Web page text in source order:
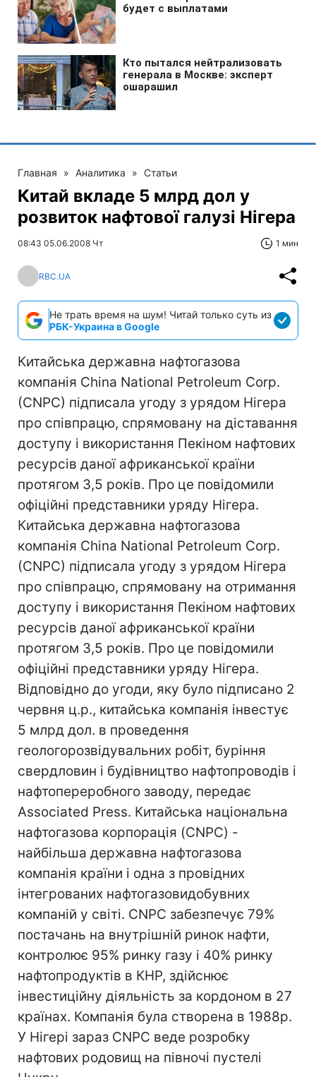
Главная » Аналитика » Статьи
Китай вкладе 5 млрд дол у
розвиток нафтової галузі Нігера
08:43 05.06.2008 Чт 1 мин
RBC.UA
Не трать время на шум! Читай только суть из
РБК-Украина в Google
Китайська державна нафтогазова
компанія China National Petroleum Corp.
(CNPC) підписала угоду з урядом Нігера
про співпрацю, спрямовану на діставання
доступу і використання Пекіном нафтових
ресурсів даної африканської країни
протягом 3,5 років. Про це повідомили
офіційні представники уряду Нігера.
Китайська державна нафтогазова
компанія China National Petroleum Corp.
(CNPC) підписала угоду з урядом Нігера
про співпрацю, спрямовану на отримання
доступу і використання Пекіном нафтових
ресурсів даної африканської країни
протягом 3,5 років. Про це повідомили
офіційні представники уряду Нігера.
Відповідно до угоди, яку було підписано 2
червня ц.р., китайська компанія інвестує
5 млрд дол. в проведення
геологорозвідувальних робіт, буріння
свердловин і будівництво нафтопроводів і
нафтопереробного заводу, передає
Associated Press. Китайська національна
нафтогазова корпорація (CNPC) -
найбільша державна нафтогазова
компанія країни і одна з провідних
інтегрованих нафтогазовидобувних
компаній у світі. CNPC забезпечує 79%
постачань на внутрішній ринок нафти,
контролює 95% ринку газу і 40% ринку
нафтопродуктів в КНР, здійснює
інвестиційну діяльність за кордоном в 27
країнах. Компанія була створена в 1988р.
У Нігері зараз CNPC веде розробку
нафтових родовищ на півночі пустелі